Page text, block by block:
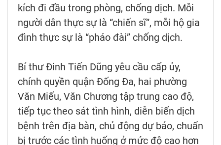
kích đi đầu trong phòng, chống dịch. Mỗi
người dân thực sự là “chiến sĩ”, mỗi hộ gia
đình thực sự là “pháo đài” chống dịch.
Bí thư Đinh Tiến Dũng yêu cầu cấp ủy,
chính quyền quận Đống Đa, hai phường
Văn Miếu, Văn Chương tập trung cao độ,
tiếp tục theo sát tình hình, diễn biến dịch
bệnh trên địa bàn, chủ động dự báo, chuẩn
bị trước các tình huống ở mức độ cao hơn